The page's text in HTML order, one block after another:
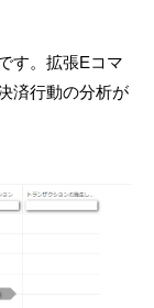
す。拡張Eコマ
済行動の分析が